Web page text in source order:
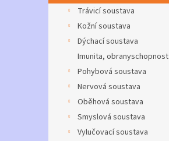
Trávicí soustava
Kožní soustava
Dýchací soustava
Imunita, obranyschopnost
Pohybová soustava
Nervová soustava
Oběhová soustava
Smyslová soustava
Vylučovací soustava